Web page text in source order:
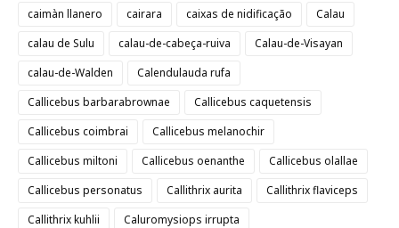
caimàn llanero
cairara caixas de nidificação
Calau
calau de Sulu
calau-de-cabeça-ruiva
Calau-de-Visayan
calau-de-Walden
Calendulauda rufa
Callicebus barbarabrownae
Callicebus caquetensis
Callicebus coimbrai
Callicebus melanochir
Callicebus miltoni
Callicebus oenanthe
Callicebus olallae
Callicebus personatus
Callithrix aurita
Callithrix flaviceps
Callithrix kuhlii
Caluromysiops irrupta